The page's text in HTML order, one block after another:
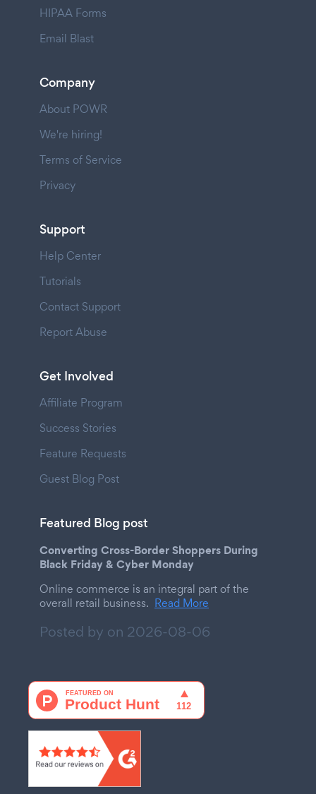
HIPAA Forms
Email Blast
Company
About POWR
We're hiring!
Terms of Service
Privacy
Support
Help Center
Tutorials
Contact Support
Report Abuse
Get Involved
Affiliate Program
Success Stories
Feature Requests
Guest Blog Post
Featured Blog post
Converting Cross-Border Shoppers During
Black Friday & Cyber Monday
Online commerce is an integral part of the
overall retail business. Read More
Posted by on 2026-08-06